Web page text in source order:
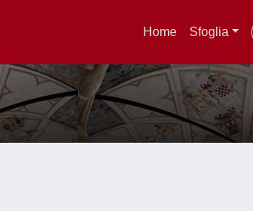
Home Sfoglia